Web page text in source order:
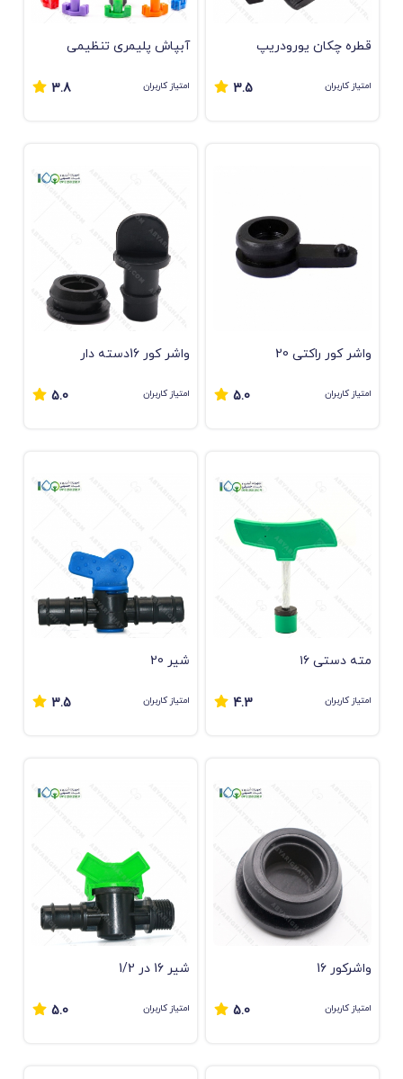
قطره چکان یورودریپ
امتیاز کاربران 3.5
آبپاش پلیمری تنظیمی
امتیاز کاربران 3.8
واشر کور راکتی 20
امتیاز کاربران 5.0
واشر کور 16دسته دار
امتیاز کاربران 5.0
مته دستی ۱۶
امتیاز کاربران 4.3
شیر 20
امتیاز کاربران 3.5
واشرکور 16
امتیاز کاربران 5.0
شیر 16 در 1/2
امتیاز کاربران 5.0